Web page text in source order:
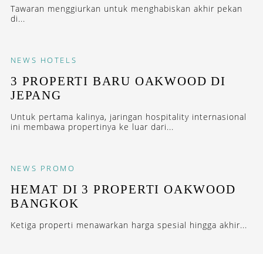
Tawaran menggiurkan untuk menghabiskan akhir pekan
di...
NEWS HOTELS
3 PROPERTI BARU OAKWOOD DI
JEPANG
Untuk pertama kalinya, jaringan hospitality internasional
ini membawa propertinya ke luar dari...
NEWS PROMO
HEMAT DI 3 PROPERTI OAKWOOD
BANGKOK
Ketiga properti menawarkan harga spesial hingga akhir...